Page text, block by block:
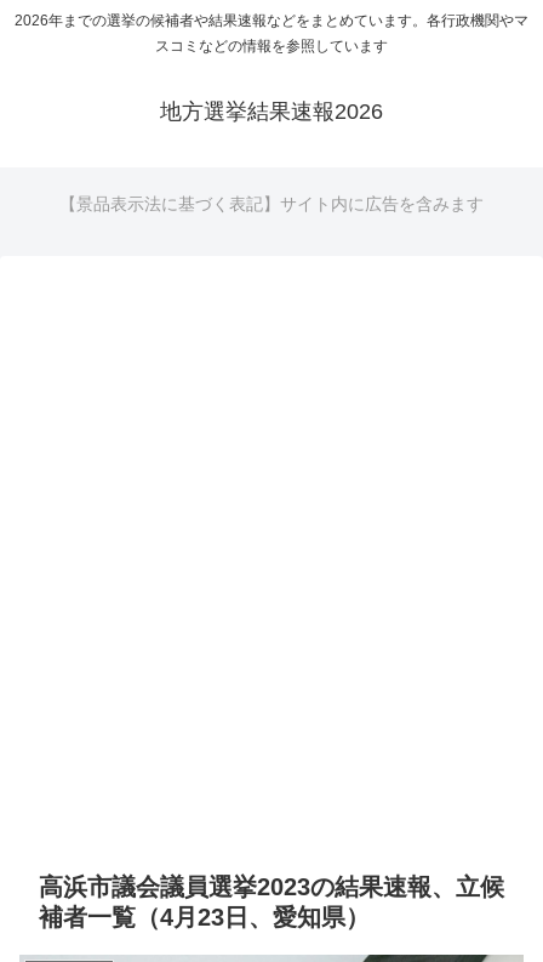
2026年までの選挙の候補者や結果速報などをまとめています。各行政機関やマ
スコミなどの情報を参照しています
地方選挙結果速報2026
【景品表示法に基づく表記】サイト内に広告を含みます
高浜市議会議員選挙2023の結果速報、立候
補者一覧（4月23日、愛知県）